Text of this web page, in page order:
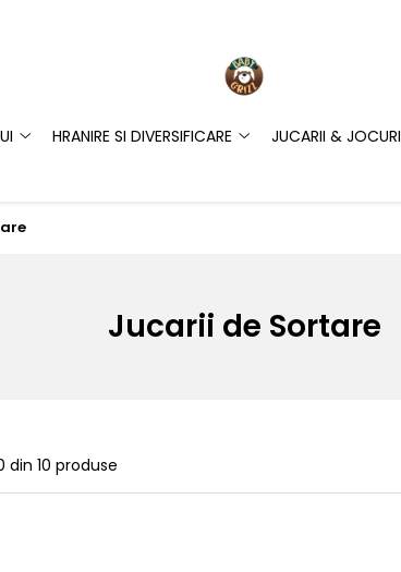
HRANIRE SI DIVERSIFICARE JUCARII & JOCURI
Jucarii de Sortare
din 10 produse